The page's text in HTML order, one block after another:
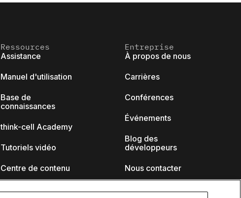
Ressources
Assistance
Manuel d'utilisation
Base de
connaissances
think-cell Academy
Tutoriels vidéo
Centre de contenu
Entreprise
À propos de nous
Carrières
Conférences
Événements
Blog des
développeurs
Nous contacter